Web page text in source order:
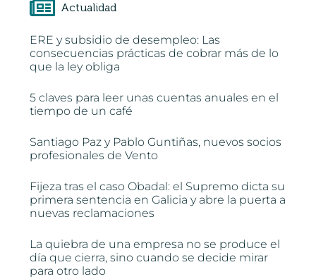
Actualidad
ERE y subsidio de desempleo: Las
consecuencias prácticas de cobrar más de lo
que la ley obliga
5 claves para leer unas cuentas anuales en el
tiempo de un café
Santiago Paz y Pablo Guntiñas, nuevos socios
profesionales de Vento
Fijeza tras el caso Obadal: el Supremo dicta su
primera sentencia en Galicia y abre la puerta a
nuevas reclamaciones
La quiebra de una empresa no se produce el
día que cierra, sino cuando se decide mirar
para otro lado